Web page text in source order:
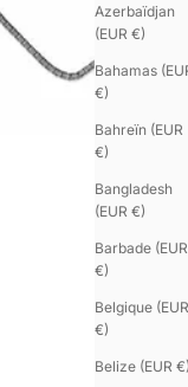
Azerbaïdjan
(EUR €)
Bahamas
€)
Bahreïn (EUR
€)
Bangladesh
(EUR €)
Barbade (EUR
€)
Belgique (EUR
€)
Belize (EUR €)